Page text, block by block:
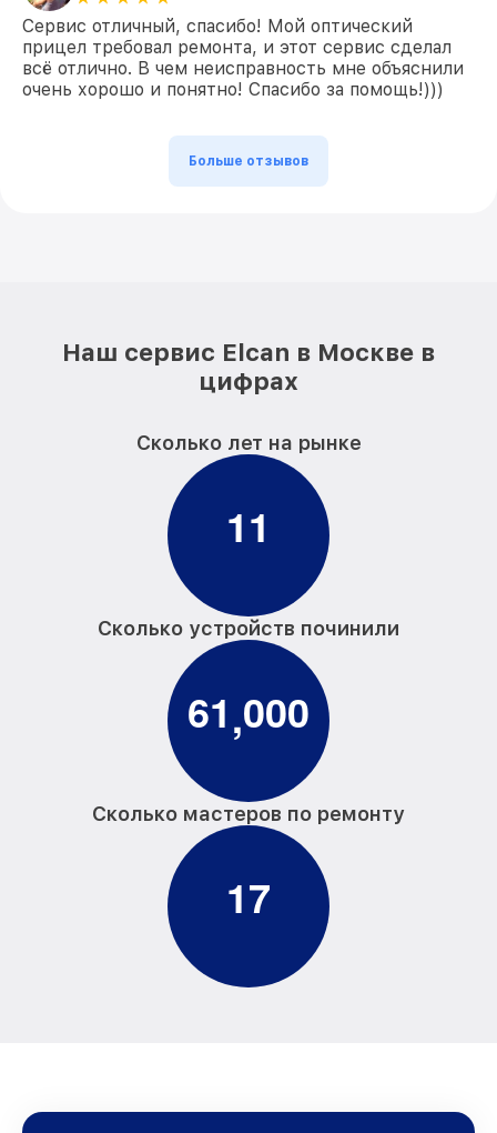
Сервис отличный, спасибо! Мой оптический
прицел требовал ремонта, и этот сервис сделал
всё отлично. В чем неисправность мне объяснили
очень хорошо и понятно! Спасибо за помощь!)))
Больше отзывов
Наш сервис Elcan в Москве в
цифрах
Сколько лет на рынке
11
Сколько устройств починили
61,000
Сколько мастеров по ремонту
17